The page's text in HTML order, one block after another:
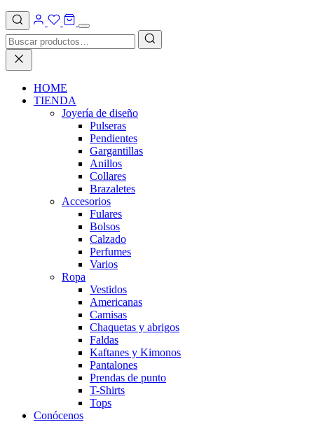
HOME
TIENDA
Joyería de diseño
Pulseras
Pendientes
Gargantillas
Anillos
Collares
Brazaletes
Accesorios
Fulares
Bolsos
Calzado
Perfumes
Varios
Ropa
Vestidos
Americanas
Camisas
Chaquetas y abrigos
Faldas
Kaftanes y Kimonos
Pantalones
Prendas de punto
T-Shirts
Tops
Conócenos